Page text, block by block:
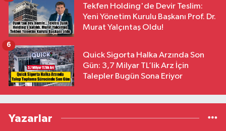
Tekfen Holding'de Devir Teslim:
Yeni Yönetim Kurulu Başkanı Prof. Dr.
Murat Yalçıntaş Oldu!
Quick Sigorta Halka Arzında Son
Gün: 3,7 Milyar TL’lik Arz İçin
Talepler Bugün Sona Eriyor
6
Yazarlar